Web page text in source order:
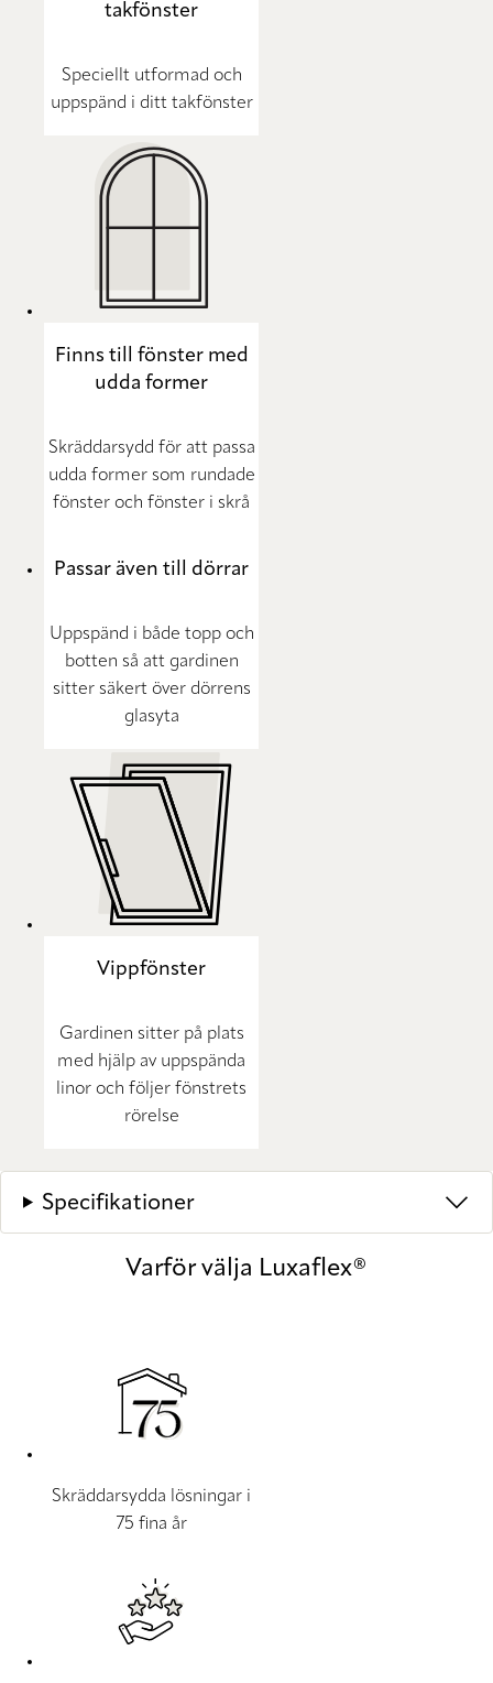
takfönster
Speciellt utformad och
uppspänd i ditt takfönster
Finns till fönster med
udda former
Skräddarsydd för att passa
udda former som rundade
fönster och fönster i skrå
Passar även till dörrar
Uppspänd i både topp och
botten så att gardinen
sitter säkert över dörrens
glasyta
Vippfönster
Gardinen sitter på plats
med hjälp av uppspända
linor och följer fönstrets
rörelse
Specifikationer
Varför välja Luxaflex®
Skräddarsydda lösningar i
75 fina år